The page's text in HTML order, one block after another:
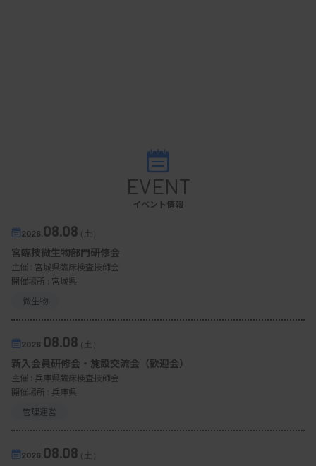
EVENT
イベント情報
2026. 08.08（土）
宮臨技微生物部門研修会
主催 : 宮城県臨床検査技師会
開催場所 : 宮城県
微生物
2026. 08.08（土）
新入会員研修会・施設交流会（歓迎会）
主催 : 兵庫県臨床検査技師会
開催場所 : 兵庫県
管理運営
2026. 08.08（土）